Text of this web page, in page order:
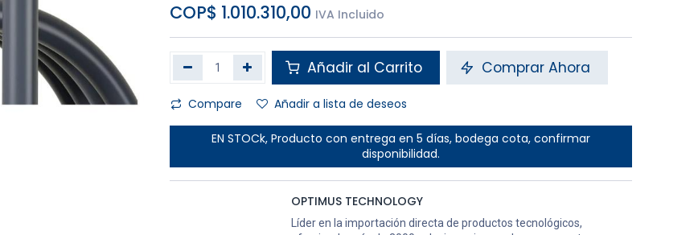
COP$ 1.010.310,00 IVA Incluido
Añadir al Carrito Comprar Ahora
Compare Añadir a lista de deseos
EN STOCk, Producto con entrega en 5 días, bodega cota, confirmar
disponibilidad.
OPTIMUS TECHNOLOGY
Líder en la importación directa de productos tecnológicos,